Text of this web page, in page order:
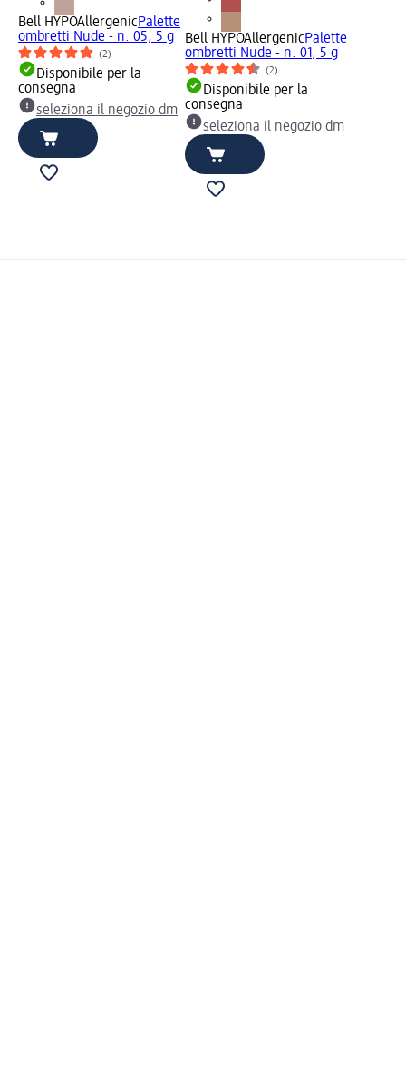
Bell HYPOAllergenicPalette
ombretti Nude - n. 05, 5 g
(2)
Disponibile per la
consegna
seleziona il negozio dm
Bell HYPOAllergenicPalette
ombretti Nude - n. 01, 5 g
(2)
Disponibile per la
consegna
seleziona il negozio dm